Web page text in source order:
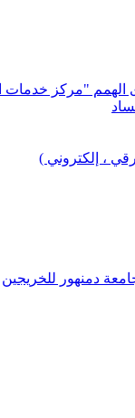
"مركز خدمات
، إلكتروني )
جامعة دمنهور للخريجين